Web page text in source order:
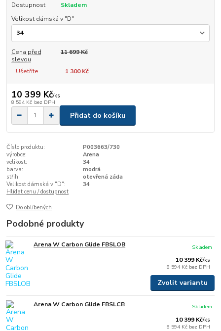
Dostupnost
Skladem
Velikost dámská v "D"
Cena před
slevou
11 699 Kč
Ušetříte 1 300 Kč
10 399 Kč/ks
8 594 Kč bez DPH
Přidat do košíku
Číslo produktu:
P003663/730
výrobce:
Arena
velikost:
34
barva:
modrá
střih:
otevřená záda
Velikost dámská v "D":
34
Hlídat cenu / dostupnost
Do oblíbených
Podobné produkty
Arena W Carbon Glide FBSLOB
10 399 Kč/ks
8 594 Kč bez DPH
Skladem
Zvolit variantu
Arena W Carbon Glide FBSLCB
10 399 Kč/ks
8 594 Kč bez DPH
Skladem